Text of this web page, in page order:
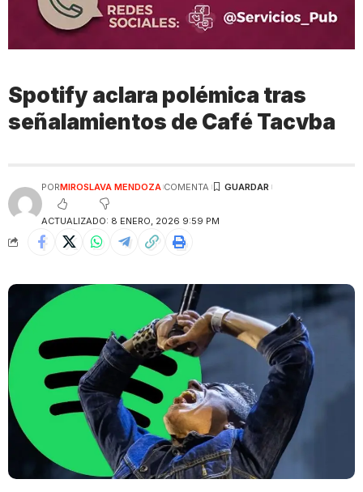
Spotify aclara polémica tras
señalamientos de Café Tacvba
ACTUALIZADO: 8 ENERO, 2026 9:59 PM
PORMIROSLAVA MENDOZA COMENTA